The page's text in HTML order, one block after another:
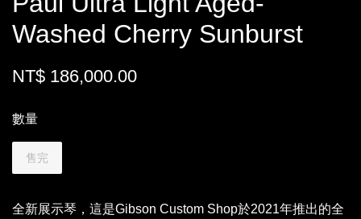
Washed Cherry Sunburst
NT$ 186,000.00
數量
售完
全新展示琴，這是Gibson Custom Shop於2021年推出的全